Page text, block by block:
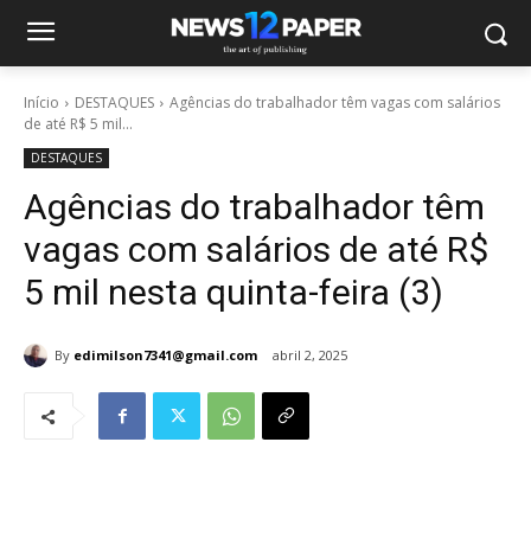
Início DESTAQUES
Agências do trabalhador têm vagas com salários
de até R$ 5 mil...
DESTAQUES
Agências do trabalhador têm
vagas com salários de até R$
5 mil nesta quinta-feira (3)
By edimilson7341@gmail.com abril 2, 2025